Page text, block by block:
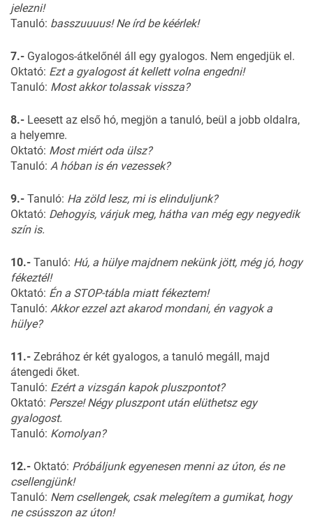
jelezni!
Tanuló: basszuuuus! Ne írd be kéérlek!
7.- Gyalogos-átkelőnél áll egy gyalogos. Nem engedjük el.
Oktató: Ezt a gyalogost át kellett volna engedni!
Tanuló: Most akkor tolassak vissza?
8.- Leesett az első hó, megjön a tanuló, beül a jobb oldalra,
a helyemre.
Oktató: Most miért oda ülsz?
Tanuló: A hóban is én vezessek?
9.- Tanuló: Ha zöld lesz, mi is elinduljunk?
Oktató: Dehogyis, várjuk meg, hátha van még egy negyedik
szín is.
10.- Tanuló: Hú, a hülye majdnem nekünk jött, még jó, hogy
fékeztél!
Oktató: Én a STOP-tábla miatt fékeztem!
Tanuló: Akkor ezzel azt akarod mondani, én vagyok a
hülye?
11.- Zebrához ér két gyalogos, a tanuló megáll, majd
átengedi őket.
Tanuló: Ezért a vizsgán kapok pluszpontot?
Oktató: Persze! Négy pluszpont után elüthetsz egy
gyalogost.
Tanuló: Komolyan?
12.- Oktató: Próbáljunk egyenesen menni az úton, és ne
csellengjünk!
Tanuló: Nem csellengek, csak melegítem a gumikat, hogy
ne csússzon az úton!